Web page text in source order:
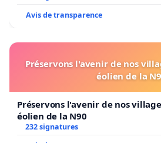
Avis de transparence
Préservons l'avenir de nos
éolien de la
Préservons l'avenir de nos
éolien de la N90
232 signatures